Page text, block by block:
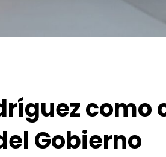
Gobierno